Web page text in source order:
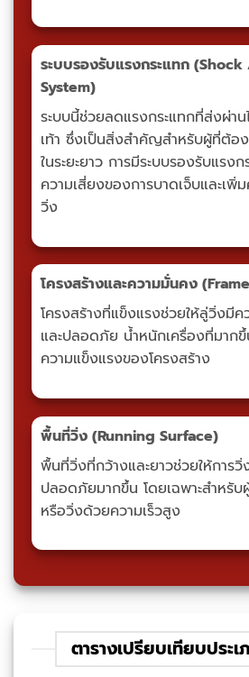
ระบบรองรับแรงกระแทก
System)
ระบบนี้ช่วยลดแรงกระแทกที่ส่งผ่าน
เท้า ซึ่งเป็นสิ่งสำคัญสำหรับผู้ที่ต้อ
ในระยะยาว การมีระบบรองรับแรง
ความเสี่ยงของการบาดเจ็บและเพิ่
วิ่ง
โครงสร้างและความมั่นคง
โครงสร้างที่แข็งแรงช่วยให้ลู่วิ่งมี
และปลอดภัย น้ำหนักเครื่องที่มาก
ความแข็งแรงของโครงสร้าง
พื้นที่วิ่ง (Running Surface)
พื้นที่วิ่งที่กว้างและยาวช่วยให้การวิ่
ปลอดภัยมากขึ้น โดยเฉพาะสำหรับ
หรือวิ่งด้วยความเร็วสูง
ตารางเปรียบเทียบประ